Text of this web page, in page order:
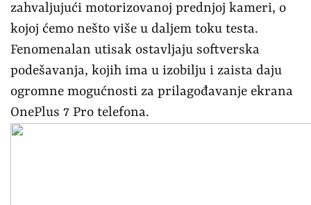
zahvaljujući motorizovanoj prednjoj kameri, o
kojoj ćemo nešto više u daljem toku testa.
Fenomenalan utisak ostavljaju softverska
podešavanja, kojih ima u izobilju i zaista daju
ogromne mogućnosti za prilagođavanje ekrana
OnePlus 7 Pro telefona.